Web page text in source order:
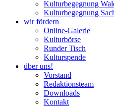
Kulturbegegnung
Kulturbegegnung
wir fördern
Online-Galerie
Kulturbörse
Runder Tisch
Kulturspende
über uns!
Vorstand
Redaktionsteam
Downloads
Kontakt